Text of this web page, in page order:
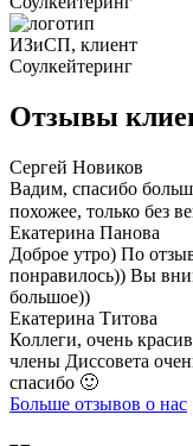
Отзывы
Сергей Новиков
Вадим, спасибо
похожее, только без
Екатерина Панова
Доброе утро) По
понравилось)) Вы
большое))
Екатерина Титова
Коллеги, очень
члены Диссовета
спасибо 🙂
Больше отзывов о нас